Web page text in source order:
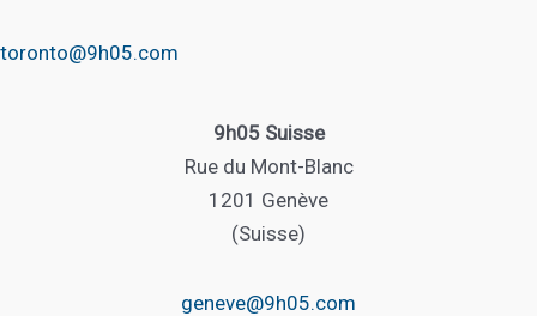
toronto@9h05.com
9h05 Suisse
Rue du Mont-Blanc
1201 Genève
(Suisse)
geneve@9h05.com